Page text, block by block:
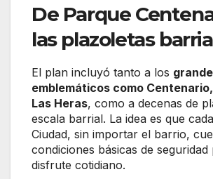
De Parque
las plazoletas
El plan incluyó tanto a los
emblemáticos como
Las Heras, como a decenas de
escala barrial. La idea es que
Ciudad, sin importar el barrio,
condiciones básicas de seguridad
disfrute cotidiano.